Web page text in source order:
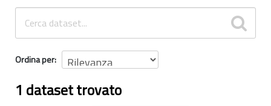
INFORMAZIONI
Ordina per
1 dataset trovato